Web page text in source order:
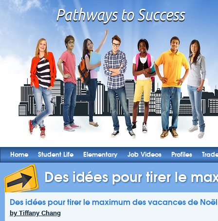
Home Student Life Elementary Job Videos Profiles
Des idées pour tirer le
Des idées pour tirer le maximum des vacances de Noël
by Tiffany Chang